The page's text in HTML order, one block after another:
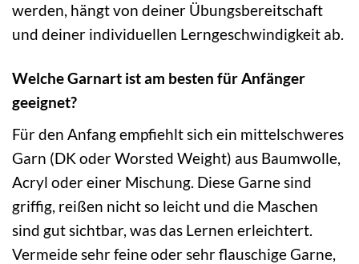
werden, hängt von deiner Übungsbereitschaft
und deiner individuellen Lerngeschwindigkeit ab.
Welche Garnart ist am besten für Anfänger
geeignet?
Für den Anfang empfiehlt sich ein mittelschweres
Garn (DK oder Worsted Weight) aus Baumwolle,
Acryl oder einer Mischung. Diese Garne sind
griffig, reißen nicht so leicht und die Maschen
sind gut sichtbar, was das Lernen erleichtert.
Vermeide sehr feine oder sehr flauschige Garne,